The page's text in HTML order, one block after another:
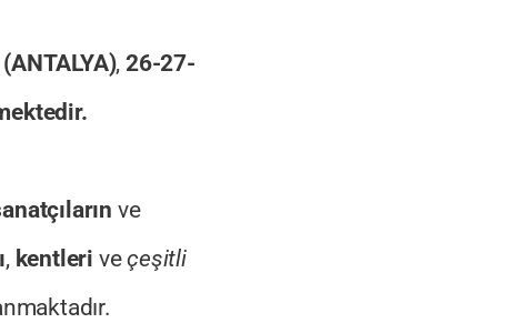
,26-27-
ve
, kentleri veçeşitli